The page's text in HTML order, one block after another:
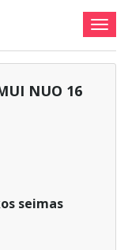
NUO 16
seimas